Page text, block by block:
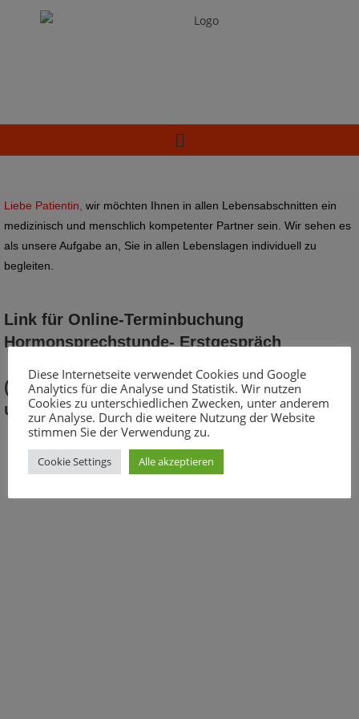
Liebe Patientin wir möchten Ihnen in allen Lebensabschnitten ein
medizinisch und menschlich kompetenter Partner sein. Wir sehen es
als unsere Aufgabe an, Sie in allen Lebenslagen individuell zu
begleiten.
Link für Online-Terminbuchung
Hormonsprechstunde- Erstgespräch
(Bitte buchen Sie ausschließlich Ersttermine
und KEINE Folgetermine!)
Diese Internetseite verwendet Cookies und Google
Analytics für die Analyse und Statistik. Wir nutzen
Cookies zu unterschiedlichen Zwecken, unter anderem
zur Analyse. Durch die weitere Nutzung der Website
stimmen Sie der Verwendung zu.
Cookie Settings Alle akzeptieren